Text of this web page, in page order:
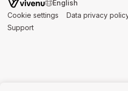
SWITCH LANGUAGE
Cookie settings (opens in a new tab)
Data privacy
Support